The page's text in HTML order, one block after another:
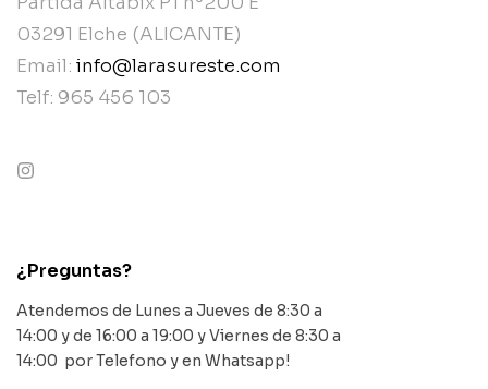
03291 Elche (ALICANTE)
Email: info@larasureste.com
Telf: 965 456 103
¿Preguntas?
Atendemos de Lunes a Jueves de 8:30 a
14:00 y de 16:00 a 19:00 y Viernes de 8:30 a
14:00 por Telefono y en Whatsapp!